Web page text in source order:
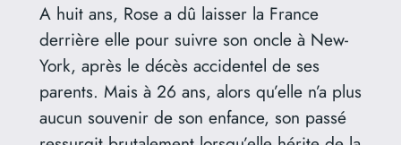
A huit ans, Rose a dû laisser la France
derrière elle pour suivre son oncle à New-
York, après le décès accidentel de ses
parents. Mais à 26 ans, alors qu’elle n’a plus
aucun souvenir de son enfance, son passé